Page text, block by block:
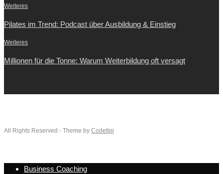
Weiteres
Pilates im Trend: Podcast über Ausbildung & Einstieg
Weiteres
Millionen für die Tonne: Warum Weiterbildung oft versagt
All Rights Reserved - Theme by Codetipi
Business Coaching